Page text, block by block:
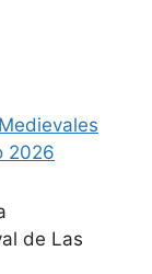
2026
de Las